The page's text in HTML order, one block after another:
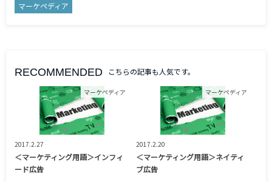
マーケペディア
RECOMMENDED こちらの記事も人気です。
マーケペディア
2017.2.27
＜マーケティング用語＞インフィ
ード広告
マーケペディア
2017.2.20
＜マーケティング用語＞ネイティ
ブ広告